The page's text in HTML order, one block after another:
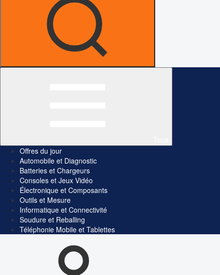
Offres du jour
Automobile et Diagnostic
Batteries et Chargeurs
Consoles et Jeux Vidéo
Électronique et Composants
Outils et Mesure
Informatique et Connectivité
Soudure et Reballing
Téléphonie Mobile et Tablettes